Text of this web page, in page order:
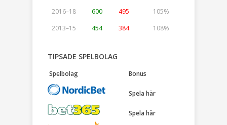
2016–18
600 495
105%
2013–15
454 384 108%
TIPSADE SPELBOLAG
Spelbolag Bonus
Spela här
Spela här